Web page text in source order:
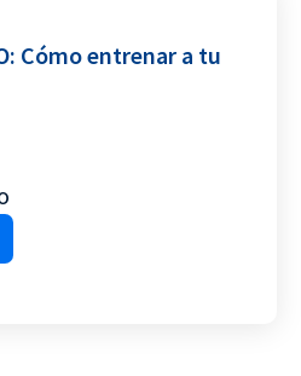
Cómo entrenar a tu